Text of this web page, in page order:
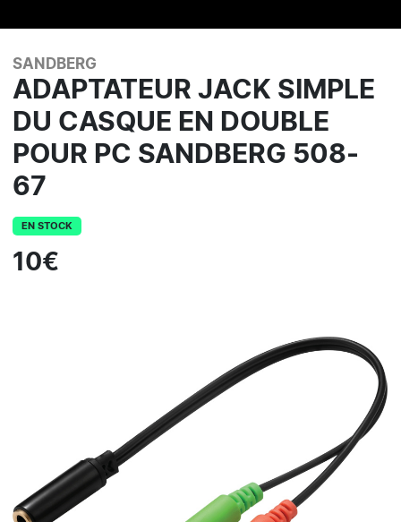
SANDBERG
ADAPTATEUR JACK SIMPLE
DU CASQUE EN DOUBLE
POUR PC SANDBERG 508-
67
EN STOCK
10€